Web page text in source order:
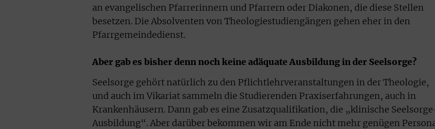
an evangelischen Pfarrerinnern und Pfarrern oder Diakonen, die diese Stellen
besetzen. Die Absolventen von Theologiestudiengängen gehen eher in den
Pfarrgemeindedienst.
Aber gab es bisher denn noch keine adäquate Ausbildung in der Seelsorge?
Seelsorge gehört natürlich zu den Pflichtlehrveranstaltungen in der Theologie,
und auch im Vikariat sammeln die Studierenden Praxiserfahrungen, auch in
Krankenhäusern. Dann gab es eine Zusatzqualifikation, die „klinische
Ausbildung“. Aber darüber bekommen wir am Ende nicht mehr genügen